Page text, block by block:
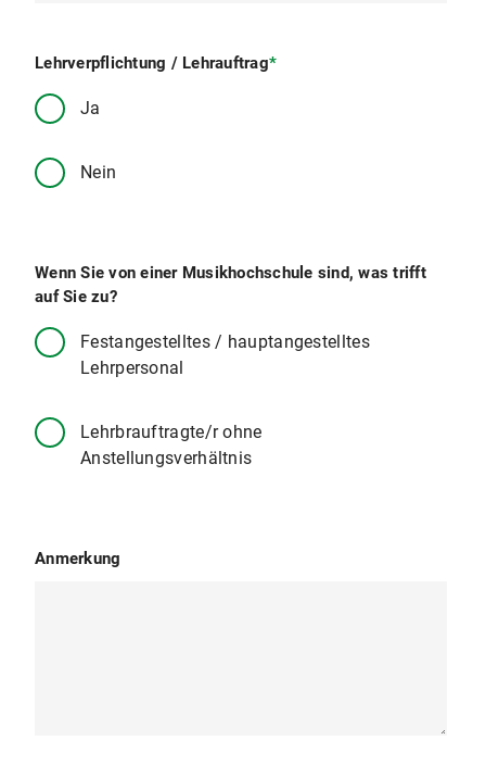
Lehrverpflichtung / Lehrauftrag*
Ja
Nein
Wenn Sie von einer Musikhochschule sind, was trifft
auf Sie zu?
Festangestelltes / hauptangestelltes
Lehrpersonal
Lehrbrauftragte/r ohne
Anstellungsverhältnis
Anmerkung